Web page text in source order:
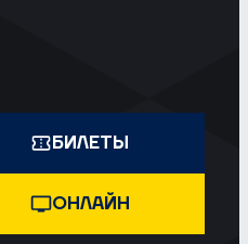
БИЛЕТЫ
ОНЛАЙН